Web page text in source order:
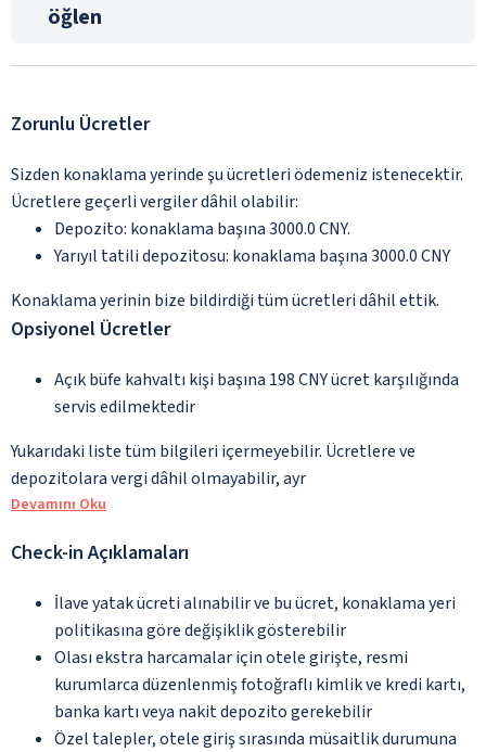
öğlen
Zorunlu Ücretler
Sizden konaklama yerinde şu ücretleri ödemeniz istenecektir.
Ücretlere geçerli vergiler dâhil olabilir:
Depozito: konaklama başına 3000.0 CNY.
Yarıyıl tatili depozitosu: konaklama başına 3000.0 CNY
Konaklama yerinin bize bildirdiği tüm ücretleri dâhil ettik.
Opsiyonel Ücretler
Açık büfe kahvaltı kişi başına 198 CNY ücret karşılığında
servis edilmektedir
Yukarıdaki liste tüm bilgileri içermeyebilir. Ücretlere ve
depozitolara vergi dâhil olmayabilir, ayr
Devamını Oku
Check-in Açıklamaları
İlave yatak ücreti alınabilir ve bu ücret, konaklama yeri
politikasına göre değişiklik gösterebilir
Olası ekstra harcamalar için otele girişte, resmi
kurumlarca düzenlenmiş fotoğraflı kimlik ve kredi kartı,
banka kartı veya nakit depozito gerekebilir
Özel talepler, otele giriş sırasında müsaitlik durumuna